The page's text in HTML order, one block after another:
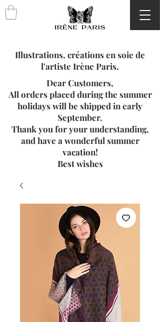
Illustrations, créations en soie de
l'artiste Irène Paris.
Dear Customers,
All orders placed during the summer
holidays will be shipped in early
September.
Thank you for your understanding,
and have a wonderful summer
vacation!
Best wishes